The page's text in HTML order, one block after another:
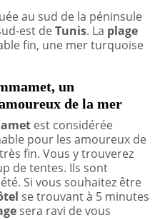
au sud de la péninsule
est deTunis. La plage
fin, une mer turquoise
un
de la mer
est considérée
pour les amoureux de
fin. Vous y trouverez
de tentes. Ils sont
Si vous souhaitez être
se trouvant à 5 minutes
sera ravi de vous